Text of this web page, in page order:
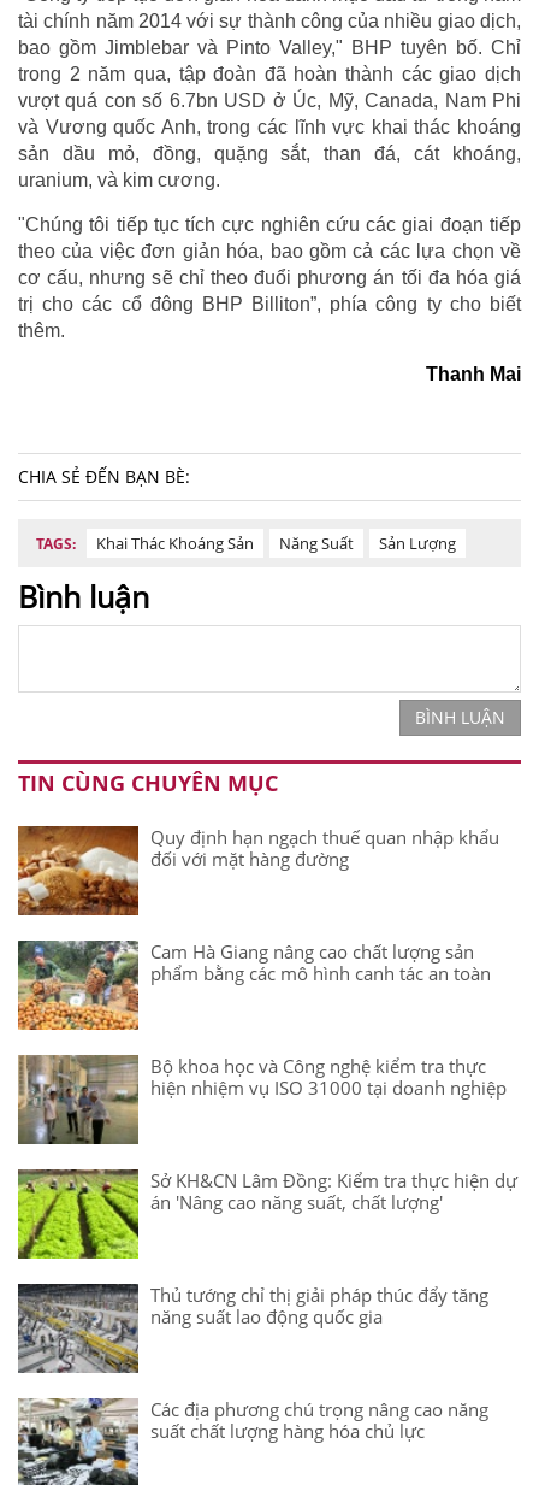
tài chính năm 2014 với sự thành công của nhiều giao dịch,
bao gồm Jimblebar và Pinto Valley," BHP tuyên bố. Chỉ
trong 2 năm qua, tập đoàn đã hoàn thành các giao dịch
vượt quá con số 6.7bn USD ở Úc, Mỹ, Canada, Nam Phi
và Vương quốc Anh, trong các lĩnh vực khai thác khoáng
sản dầu mỏ, đồng, quặng sắt, than đá, cát khoáng,
uranium, và kim cương.
"Chúng tôi tiếp tục tích cực nghiên cứu các giai đoạn tiếp
theo của việc đơn giản hóa, bao gồm cả các lựa chọn về
cơ cấu, nhưng sẽ chỉ theo đuổi phương án tối đa hóa giá
trị cho các cổ đông BHP Billiton”, phía công ty cho biết
thêm.
Thanh Mai
CHIA SẺ ĐẾN BẠN BÈ:
TAGS: Khai Thác Khoáng Sản Năng Suất Sản Lượng
Bình luận
BÌNH LUẬN
TIN CÙNG CHUYÊN MỤC
Quy định hạn ngạch thuế quan nhập khẩu
đối với mặt hàng đường
Cam Hà Giang nâng cao chất lượng sản
phẩm bằng các mô hình canh tác an toàn
Bộ khoa học và Công nghệ kiểm tra thực
hiện nhiệm vụ ISO 31000 tại doanh nghiệp
Sở KH&CN Lâm Đồng: Kiểm tra thực hiện dự
án 'Nâng cao năng suất, chất lượng'
Thủ tướng chỉ thị giải pháp thúc đẩy tăng
năng suất lao động quốc gia
Các địa phương chú trọng nâng cao năng
suất chất lượng hàng hóa chủ lực